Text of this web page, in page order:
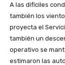
A las difíciles
también los
proyecta el
también un
operativo se
estimaron las